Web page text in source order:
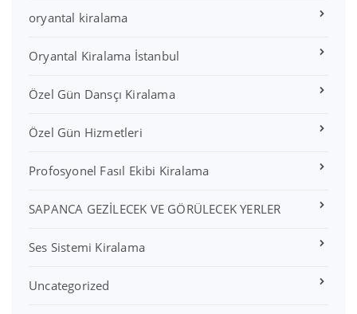
oryantal kiralama
Oryantal Kiralama İstanbul
Özel Gün Dansçı Kiralama
Özel Gün Hizmetleri
Profosyonel Fasıl Ekibi Kiralama
SAPANCA GEZİLECEK VE GÖRÜLECEK YERLER
Ses Sistemi Kiralama
Uncategorized